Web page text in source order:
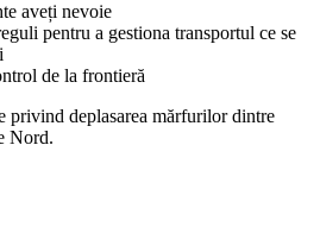
aveți nevoie
pentru a gestiona transportul ce se
de la frontieră
privind deplasarea mărfurilor dintre
Nord.